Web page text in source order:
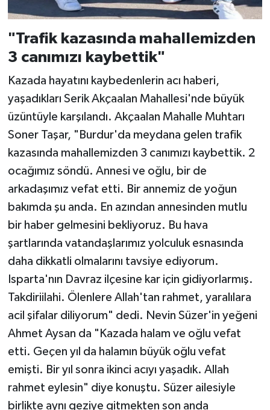
"Trafik kazasında mahallemizden
3 canımızı kaybettik"
Kazada hayatını kaybedenlerin acı haberi,
yaşadıkları Serik Akçaalan Mahallesi'nde büyük
üzüntüyle karşılandı. Akçaalan Mahalle Muhtarı
Soner Taşar, "Burdur'da meydana gelen trafik
kazasında mahallemizden 3 canımızı kaybettik. 2
ocağımız söndü. Annesi ve oğlu, bir de
arkadaşımız vefat etti. Bir annemiz de yoğun
bakımda şu anda. En azından annesinden mutlu
bir haber gelmesini bekliyoruz. Bu hava
şartlarında vatandaşlarımız yolculuk esnasında
daha dikkatli olmalarını tavsiye ediyorum.
Isparta'nın Davraz ilçesine kar için gidiyorlarmış.
Takdiriilahi. Ölenlere Allah'tan rahmet, yaralılara
acil şifalar diliyorum" dedi. Nevin Süzer'in yeğeni
Ahmet Aysan da "Kazada halam ve oğlu vefat
etti. Geçen yıl da halamın büyük oğlu vefat
emişti. Bir yıl sonra ikinci acıyı yaşadık. Allah
rahmet eylesin" diye konuştu. Süzer ailesiyle
birlikte aynı geziye gitmekten son anda